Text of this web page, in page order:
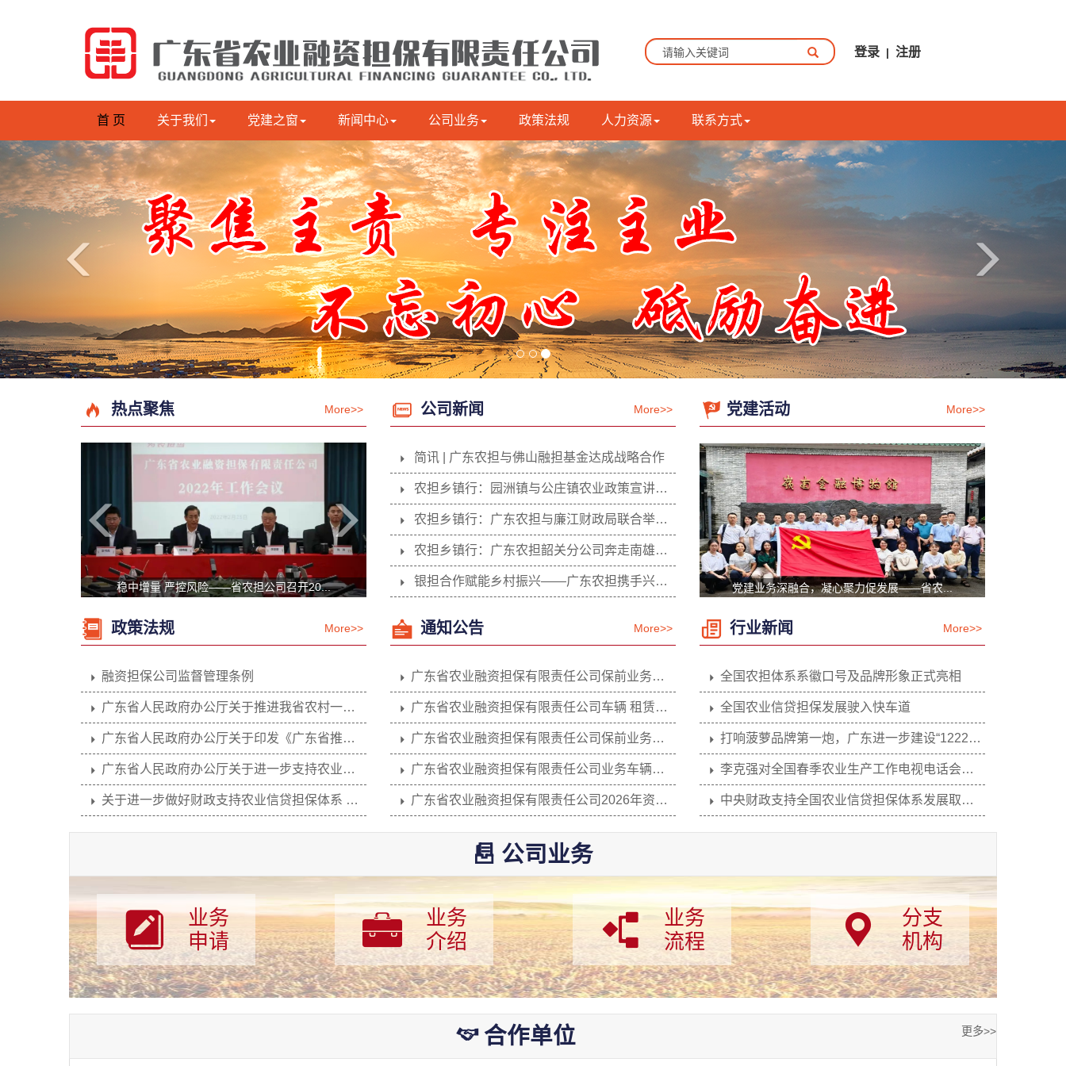
登录 | 注册
首 页 关于我们 党建之窗 新闻中心 公司业务 政策法规 人力资源 联系方式
热点聚焦 More>>
稳中增量 严控风险——省农担公司召开20...
公司新闻 More>>
简讯 | 广东农担与佛山融担基金达成战略合作
农担乡镇行：园洲镇与公庄镇农业政策宣讲会圆...
农担乡镇行：广东农担与廉江财政局联合举办廉...
农担乡镇行：广东农担韶关分公司奔走南雄市全...
银担合作赋能乡村振兴——广东农担携手兴宁农...
深入遂溪，政担随喜——湛江分公司进行渔担贷...
党建活动 More>>
党建业务深融合，凝心聚力促发展——省农...
政策法规 More>>
融资担保公司监督管理条例
广东省人民政府办公厅关于推进我省农村一二三...
广东省人民政府办公厅关于印发《广东省推进普...
广东省人民政府办公厅关于进一步支持农业龙头...
关于进一步做好财政支持农业信贷担保体系 组...
通知公告 More>>
广东省农业融资担保有限责任公司保前业务合规...
广东省农业融资担保有限责任公司车辆 租赁（...
广东省农业融资担保有限责任公司保前业务合规...
广东省农业融资担保有限责任公司业务车辆（长...
广东省农业融资担保有限责任公司2026年资金存...
广东省农业融资担保有限责任公司业务车辆（长...
关于开展2026年广东省农业融资担保有限责任公...
行业新闻 More>>
全国农担体系系徽口号及品牌形象正式亮相
全国农业信贷担保发展驶入快车道
打响菠萝品牌第一炮，广东进一步建设“12221...
李克强对全国春季农业生产工作电视电话会议作...
中央财政支持全国农业信贷担保体系发展取得积...
关于印发《关于财政支持建立农业信贷担保体系...
 公司业务

业务
申请

业务
介绍

业务
流程

分支
机构
 合作单位 更多>>